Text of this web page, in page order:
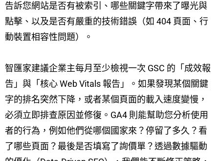
告訴您網站是否有被索引、哪些關鍵字帶來了曝光與
點擊、以及是否有嚴重的技術錯誤（如 404 頁面、行
動裝置相容性問題）。
智匯家建議企業主每月至少檢視一次 GSC 的「成效報
告」與「核心 Web Vitals 報告」。如果發現某個關鍵
字的排名突然下降，或者某個頁面的載入速度變慢，
必須立即排查原因並修復。GA4 則能幫助您分析使用
者的行為，例如他們從哪個國家來？停留了多久？看
了哪些頁面？最後是否填寫了詢價單？透過數據驅動